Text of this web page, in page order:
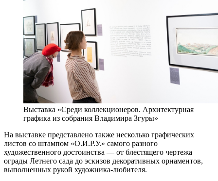
Выставка «Среди коллекционеров. Архитектурная
графика из собрания Владимира Згуры»
На выставке представлено также несколько графических
листов со штампом «О.И.Р.У.» самого разного
художественного достоинства — от блестящего чертежа
ограды Летнего сада до эскизов декоративных орнаментов,
выполненных рукой художника-любителя.